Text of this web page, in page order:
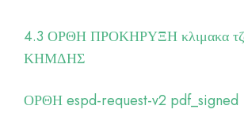
4.3 ΟΡΘΗ ΠΡΟΚΗΡΥΞΗ κλιμακα
ΚΗΜΔΗΣ
ΟΡΘΗ espd-request-v2 pdf_signed